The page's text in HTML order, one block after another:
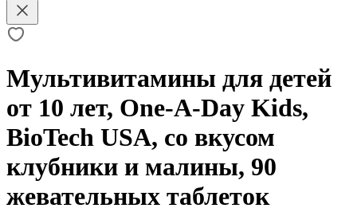
Мультивитамины для детей
от 10 лет, One-A-Day Kids,
BioTech USA, со вкусом
клубники и малины, 90
жевательных таблеток